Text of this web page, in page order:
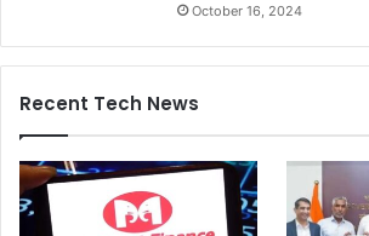
October 16, 2024
Recent Tech News